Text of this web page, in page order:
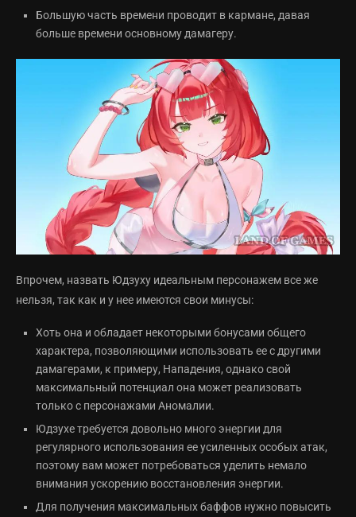
Большую часть времени проводит в кармане, давая
больше времени основному дамагеру.
Впрочем, назвать Юдзуху идеальным персонажем все же
нельзя, так как и у нее имеются свои минусы:
Хоть она и обладает некоторыми бонусами общего
характера, позволяющими использовать ее с другими
дамагерами, к примеру, Нападения, однако свой
максимальный потенциал она может реализовать
только с персонажами Аномалии.
Юдзухе требуется довольно много энергии для
регулярного использования ее усиленных особых атак,
поэтому вам может потребоваться уделить немало
внимания ускорению восстановления энергии.
Для получения максимальных баффов нужно повысить